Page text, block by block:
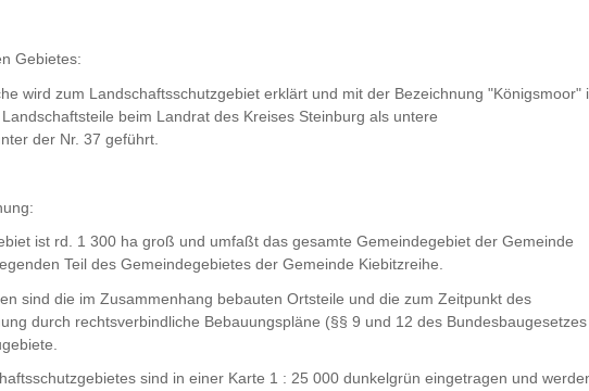
Gebietes:
wird zum Landschaftsschutzgebiet erklärt und mit der Bezeichnung "Königsmoor"
beim Landrat des Kreises Steinburg als untere
der Nr. 37 geführt.
ist rd. 1 300 ha groß und umfaßt das gesamte Gemeindegebiet der Gemeinde
Teil des Gemeindegebietes der Gemeinde Kiebitzreihe.
sind die im Zusammenhang bebauten Ortsteile und die zum Zeitpunkt des
durch rechtsverbindliche Bebauungspläne (§§ 9 und 12 des Bundesbaugesetzes
sind in einer Karte 1 : 25 000 dunkelgrün eingetragen und